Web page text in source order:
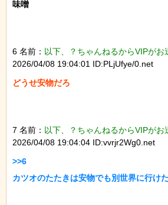
味噌
6 名前： 以下、？ちゃんねるからVIPがお
2026/04/08 19:04:01 ID:PLjUfye/0.net
どうせ安物だろ
7 名前： 以下、？ちゃんねるからVIPがお
2026/04/08 19:04:04 ID:vvrjr2Wg0.net
>>6
カツオのたたきは安物でも別世界に行け